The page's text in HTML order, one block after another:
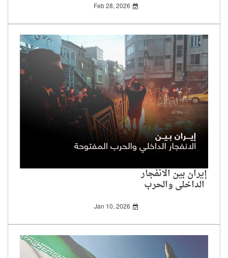
Feb 28, 2026
إيران بين الانفجار
الداخلي والحرب
المفتوحة
Jan 10, 2026